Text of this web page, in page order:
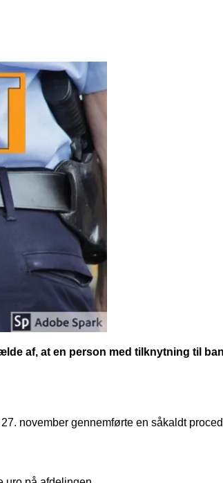
af, at en person med tilknytning til
november gennemførte en såkaldt